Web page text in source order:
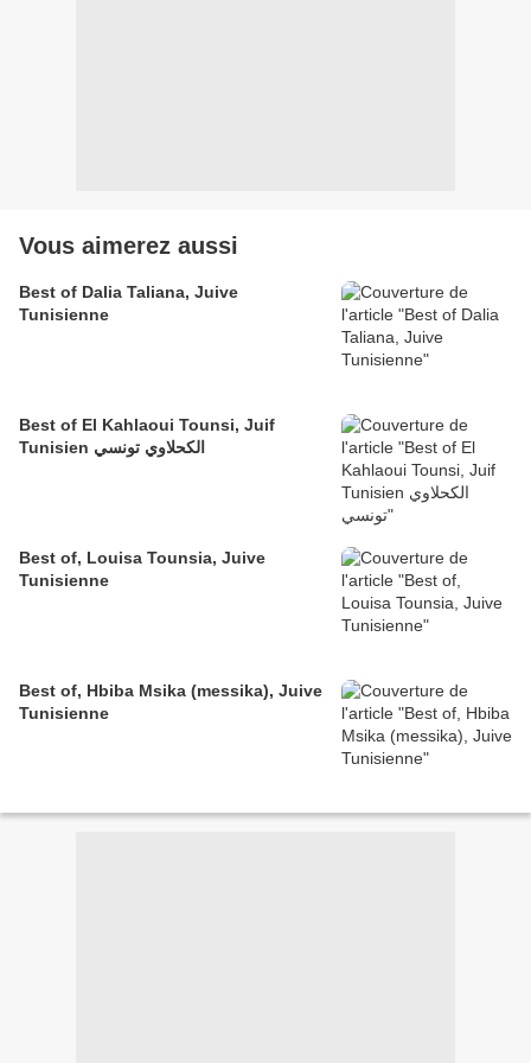
Vous aimerez aussi
Best of Dalia Taliana, Juive
Tunisienne
Best of El Kahlaoui Tounsi, Juif
Tunisien الكحلاوي تونسي
Best of, Louisa Tounsia, Juive
Tunisienne
Best of, Hbiba Msika (messika), Juive
Tunisienne